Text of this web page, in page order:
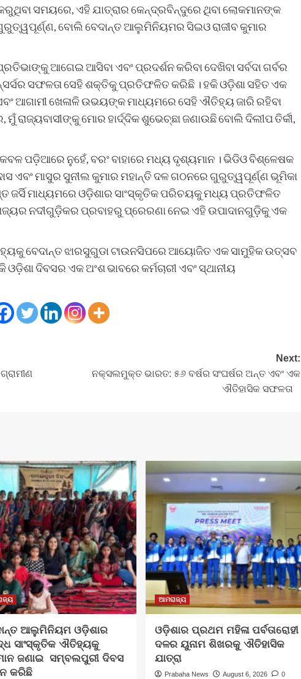
ସମୟରେ, ଏହି ଯାତ୍ରାର କେନ୍ଦ୍ରବିନ୍ଦୁରେ ଥିବା ଲୋକମାନଙ୍କ
ବୋଲି ବେଦାନ୍ତ ଆଲୁମିନିୟମର ସିଇଓ ରାଜୀବ କୁମାର
ଆଗେଇ ଆସିବା ଏବଂ ପ୍ରଦର୍ଶନ କରିବା ଦେଖିବା ସର୍ବଦା ଗର୍ବର
ସଫଳତା ସେହି ଶକ୍ତିକୁ ପ୍ରତିଫଳିତ କରିଛି । ହକି ଓଡ଼ିଶା ସହିତ ଏକ
ଆଗାମୀ ଖେଳାଳି ଉଭୟଙ୍କ ମାଧ୍ୟମରେ ସେହି ଐତିହ୍ୟ ଜାରି ରହିବା
ରାଜ୍ୟବାସୀଙ୍କୁ ମୋର ହାର୍ଦ୍ଦିକ ଶୁଭେଚ୍ଛା ଜଣାଉଛି ବୋଲି ଦିଲୀପ ତିର୍କୀ,
ପଡ଼ିଆରେ ନୁହେଁ, ବରଂ ବାହାରେ ମଧ୍ୟ ଦୃଶ୍ୟମାନ । ଭିଡିଓ ବିଶ୍ଳେଷକ
ଏବଂ ମାସୁର ସୁନୀଲ କୁମାର ମହାନ୍ତି ଦଳ ଗଠନରେ ଗୁରୁତ୍ୱପୂର୍ଣ୍ଣ ଭୂମିକା
ଜର୍ସି ମାଧ୍ୟମରେ ଓଡ଼ିଶାର ସାଂସ୍କୃତିକ ପରିଚୟକୁ ମଧ୍ୟ ପ୍ରତିଫଳିତ
ନଦୀଗୁଡ଼ିକର ପ୍ରବାହରୁ ପ୍ରେରଣା ନେଇ ଏହି ଉପାଦାନଗୁଡ଼ିକୁ ଏକ
ବେଦାନ୍ତ ଝାରସୁଗୁଡା ଟାଉନସିପରେ ଆୟୋଜିତ ଏକ ସାମୁହିକ ଉତ୍ସବ
ଦିବସର ଏକ ଅଂଶ ଭାବରେ କର୍ମଚାରୀ ଏବଂ ସ୍ଥାନୀୟ
Next:
ନକ୍ସଲମୁକ୍ତ ଭାରତ: ୫୬ ବର୍ଷର ସଂଘର୍ଷର ଅନ୍ତ ଏବଂ ଏକ
ଐତିହାସିକ ସଫଳତା
ଆଲୁମିନିୟମ ଓଡ଼ିଶାର
ସାଂସ୍କୃତିକ ଐତିହ୍ୟକୁ
ଜଣାଇ ସମ୍ବଲପୁରୀ ଦିବସ
କରିଛି
ଆମରାଜ୍ୟ
ଓଡ଼ିଶାର ପ୍ରଥମ ମହିଳା ପର୍ବତାରୋହୀ
ଦଳର ୟୁନାମ ଶିଖରକୁ ଐତିହାସିକ
ଯାତ୍ରା
Prabaha News August 6, 2026 0